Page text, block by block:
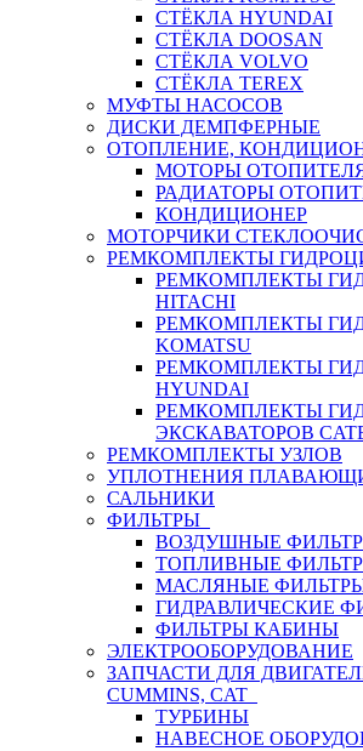
СТЁКЛА HYUNDAI
СТЁКЛА DOOSAN
СТЁКЛА VOLVO
СТЁКЛА TEREX
МУФТЫ НАСОСОВ
ДИСКИ ДЕМПФЕРНЫЕ
ОТОПЛЕНИЕ,
МОТОРЫ
РАДИАТОРЫ
КОНДИЦИОНЕР
МОТОРЧИКИ
РЕМКОМПЛЕКТЫ
РЕМКОМПЛЕКТЫ
HITACHI
РЕМКОМПЛЕКТЫ
KOMATSU
РЕМКОМПЛЕКТЫ
HYUNDAI
РЕМКОМПЛЕКТЫ
ЭКСКАВАТОРОВ
РЕМКОМПЛЕКТЫ УЗЛОВ
УПЛОТНЕНИЯ
САЛЬНИКИ
ФИЛЬТРЫ
ВОЗДУШНЫЕ
ТОПЛИВНЫЕ
МАСЛЯНЫЕ
ГИДРАВЛИЧЕСКИЕ
ФИЛЬТРЫ КАБИНЫ
ЭЛЕКТРООБОРУДОВАНИЕ
ЗАПЧАСТИ ДЛЯ
CUMMINS, CAT
ТУРБИНЫ
НАВЕСНОЕ